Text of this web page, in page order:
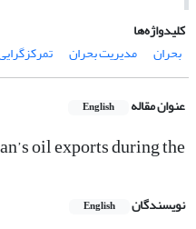
کلیدواژه‌ها
بحران
مدیریت بحران
عنوان مقاله English
oil exports during the
نویسندگان English